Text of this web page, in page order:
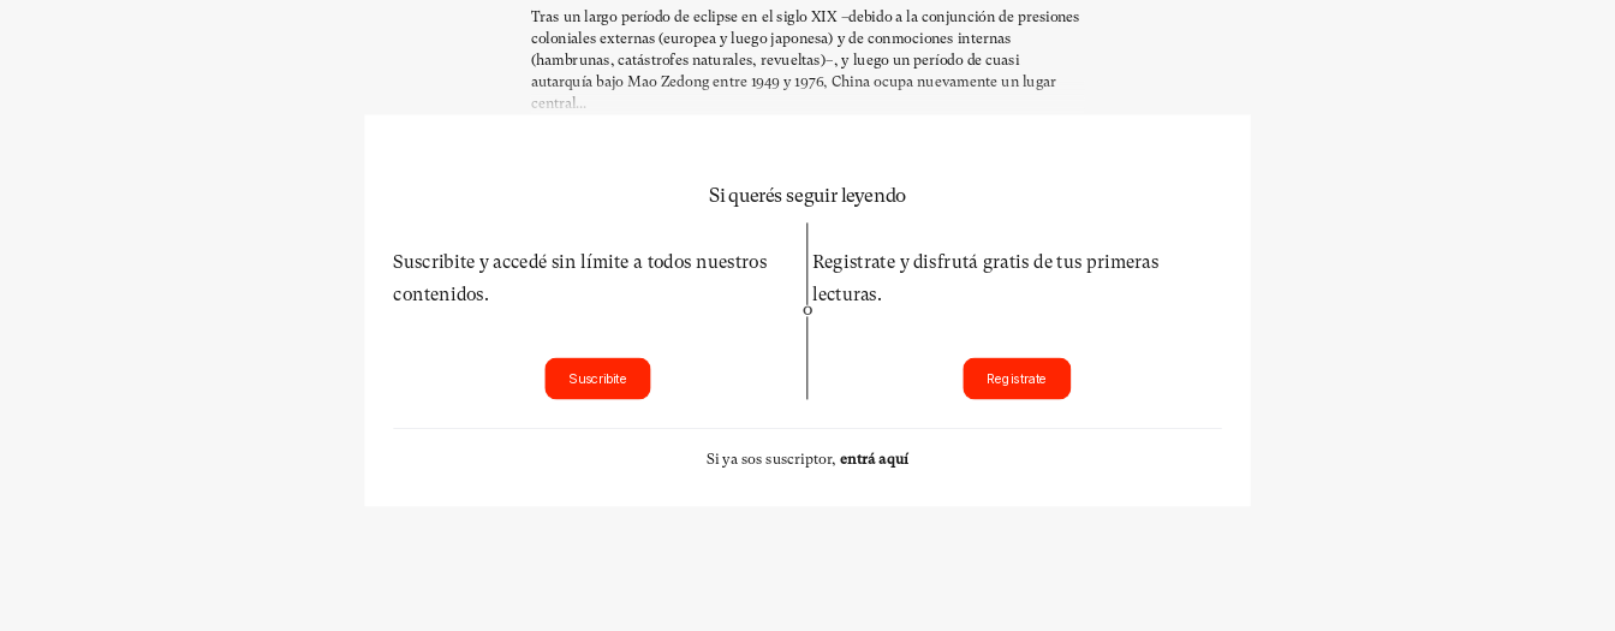
Tras un largo período de eclipse en el siglo XIX –debido a la conjunción de presiones
coloniales externas (europea y luego japonesa) y de conmociones internas
(hambrunas, catástrofes naturales, revueltas)–, y luego un período de cuasi
autarquía bajo Mao Zedong entre 1949 y 1976, China ocupa nuevamente un lugar
central...
Si querés seguir leyendo
Suscribite y accedé sin límite a todos nuestros
contenidos.
Suscribite
O
Registrate y disfrutá gratis de tus primeras
lecturas.
Registrate
Si ya sos suscriptor, entrá aquí